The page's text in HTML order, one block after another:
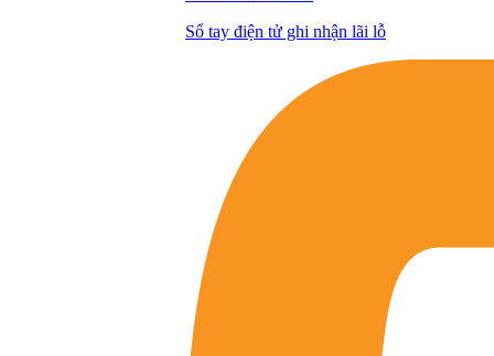
Sổ tay điện tử ghi nhận lãi lỗ